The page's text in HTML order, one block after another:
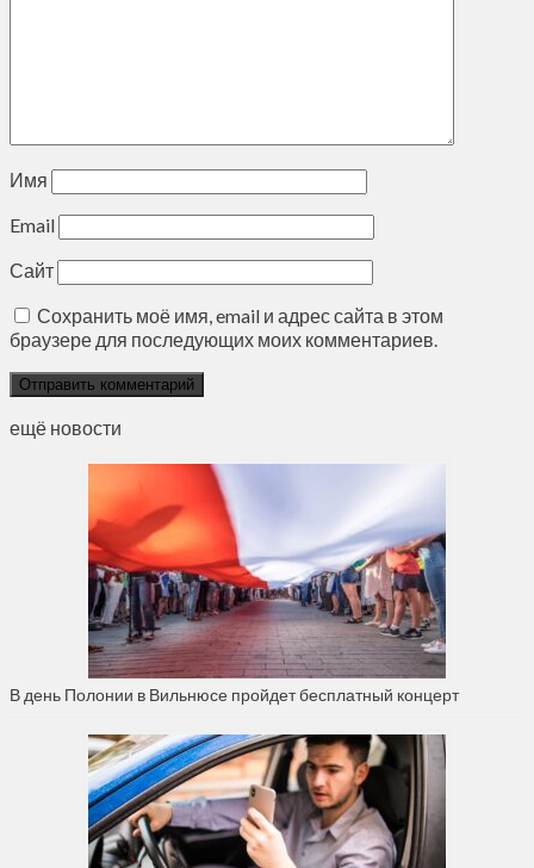
Имя
Email
Сайт
Сохранить моё имя, email и адрес сайта в этом
браузере для последующих моих комментариев.
ещё новости
В день Полонии в Вильнюсе пройдет бесплатный концерт